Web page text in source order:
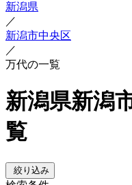
新潟県
／
新潟市中央区
／
万代の一覧
新潟県新潟
覧
絞り込み